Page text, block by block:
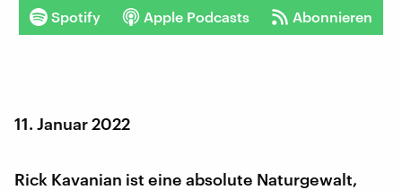
Spotify Apple Podcasts Abonnieren
11. Januar 2022
Rick Kavanian ist eine absolute Naturgewalt,